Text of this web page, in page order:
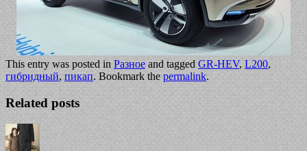
This entry was posted inРазноеand taggedGR-HEV,L200,
гибридный,пикап. Bookmark the permalink.
Related posts